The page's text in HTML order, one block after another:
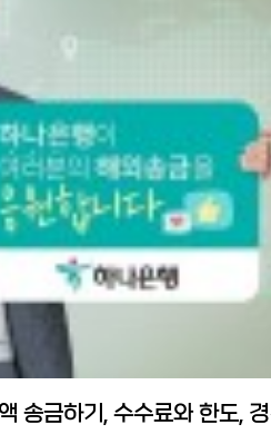
사용법, 더 자세히 알기
송금서비스가 있다고 해서 사용해 봤습
엔 초과 1000엔입니다.
일 등 상관없이 급할 때 앱으로 편하고
니다.
을 통해서 최소한의 정보로 일괄 승인되
로 돈을 입금했는데(유초은행에서 코인
되어 등록된 한국 제 계좌로 보내는데
으면 페이페이로 송금하듯 더 빠르고
니다.
수취인 인증때문에 진행이 안되는 경우
인 스탭이 대응해주는 점, 송금 진행 상
입니다.
자가 많다? 해외송금 절차에 대해 최근
료가 비싸고 절차가 번거로운 오프라인
람이 32%를 차지했습니다.
금 시 은행을 이용하는 사람들 대부분이
고 있다고 합니다. 코로나로 인해
저렴하며 효율적으로 바뀌었습니다.
의 존재를 모르는 사람, 불만을 느끼면
서 어디를 사용해야 할지 망설이는
근 평판이 높은 월드 패밀리 해외 송금을
해 설명해 드리겠습니다.
무료 송금
해 일본인들이 한국 송금 시에 자주
금 서비스 EXPARO(엑스파로),
비교해 보았습니다. [시뮬레이션 결과]
한국